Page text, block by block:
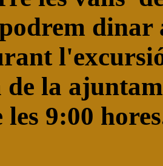
dinar
la
9:00